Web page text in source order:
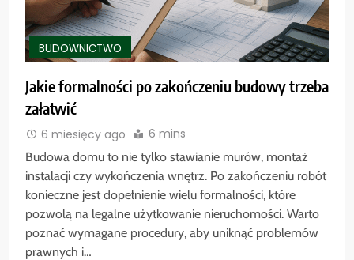
BUDOWNICTWO
Jakie formalności po zakończeniu budowy trzeba
załatwić
6 miesięcy ago 6 mins
Budowa domu to nie tylko stawianie murów, montaż
instalacji czy wykończenia wnętrz. Po zakończeniu robót
konieczne jest dopełnienie wielu formalności, które
pozwolą na legalne użytkowanie nieruchomości. Warto
poznać wymagane procedury, aby uniknąć problemów
prawnych i…